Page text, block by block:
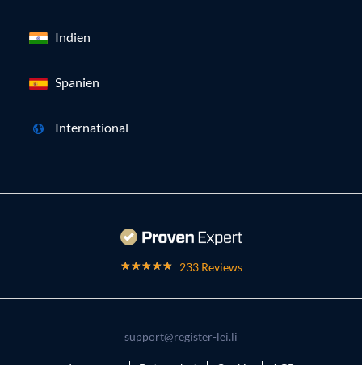
Indien
Spanien
International
233 Reviews
support@register-lei.li